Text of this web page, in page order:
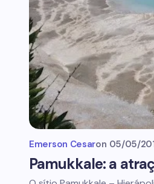
Emerson Cesaron 05/05/
Pamukkale: a